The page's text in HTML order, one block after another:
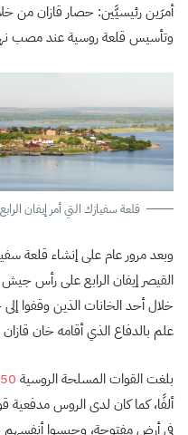
أمرَين رئيسيَّين: حصار قازان من
وتأسيس قلعة روسية عند مصب
قلعة سفيازك التي أمر إيفان الرابع
وبعد مرور عام على إنشاء قلعة
القيصر إيفان الرابع على رأس
خلال أحد الخانات الذين وقفوا
علم بالدفاع الذي أقامه خان قازان
بلغت القوات المسلحة الروسية 150
ألفًا، كما كان لدى الروس مدفعية
في أرض مفتوحة، وحبسوا أنفسهم